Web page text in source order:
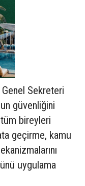
Sekreteri
güvenliğini
tüm bireyleri
geçirme, kamu
uygulama